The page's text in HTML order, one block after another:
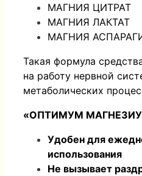
МАГНИЯ ЦИТРАТ
МАГНИЯ ЛАКТАТ
МАГНИЯ
Такая формула
на работу нервной
метаболических
«ОПТИМУМ
Удобен для
использования
Не вызывает